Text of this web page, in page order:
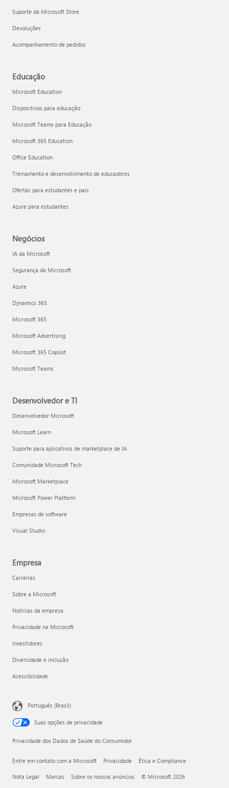
Suporte da Microsoft Store
Devoluções
Acompanhamento de pedidos
Educação
Microsoft Education
Dispositivos para educação
Microsoft Teams para Educação
Microsoft 365 Education
Office Education
Treinamento e desenvolvimento de educadores
Ofertas para estudantes e pais
Azure para estudantes
Negócios
IA da Microsoft
Segurança da Microsoft
Azure
Dynamics 365
Microsoft 365
Microsoft Advertising
Microsoft 365 Copilot
Microsoft Teams
Desenvolvedor e TI
Desenvolvedor Microsoft
Microsoft Learn
Suporte para aplicativos de marketplace de IA
Comunidade Microsoft Tech
Microsoft Marketplace
Microsoft Power Platform
Empresas de software
Visual Studio
Empresa
Carreiras
Sobre a Microsoft
Notícias da empresa
Privacidade na Microsoft
Investidores
Diversidade e inclusão
Acessibilidade
Português (Brasil)
Suas opções de privacidade
Privacidade dos Dados de Saúde do Consumidor
Entre em contato com a Microsoft Privacidade Ética e Compliance
Nota Legal Marcas Sobre os nossos anúncios © Microsoft 2026